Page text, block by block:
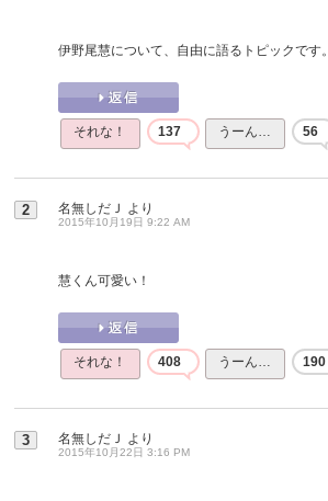
伊野尾慧について、自由に語るトピックです。
それな！ 137 うーん… 56
2 名無しだＪ より
2015年10月19日 9:22 AM
慧くん可愛い！
それな！ 408 うーん… 190
3 名無しだＪ より
2015年10月22日 3:16 PM